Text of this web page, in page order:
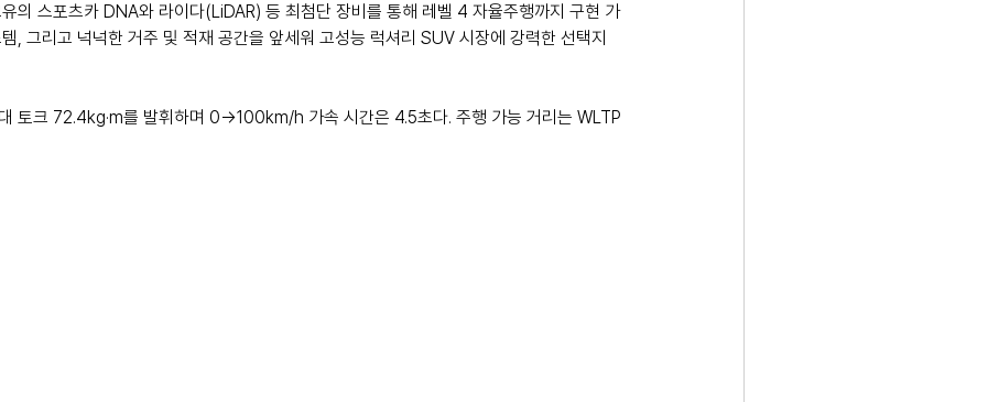
의 스포츠카 DNA와 라이다(LiDAR) 등 최첨단 장비를 통해 레벨 4 자율주행까지 구현 가
, 그리고 넉넉한 거주 및 적재 공간을 앞세워 고성능 럭셔리 SUV 시장에 강력한 선택지
토크 72.4kg·m를 발휘하며 0→100km/h 가속 시간은 4.5초다. 주행 가능 거리는 WLTP